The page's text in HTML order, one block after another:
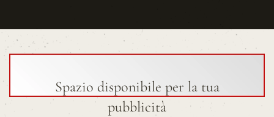
Spazio disponibile per la tua
pubblicità